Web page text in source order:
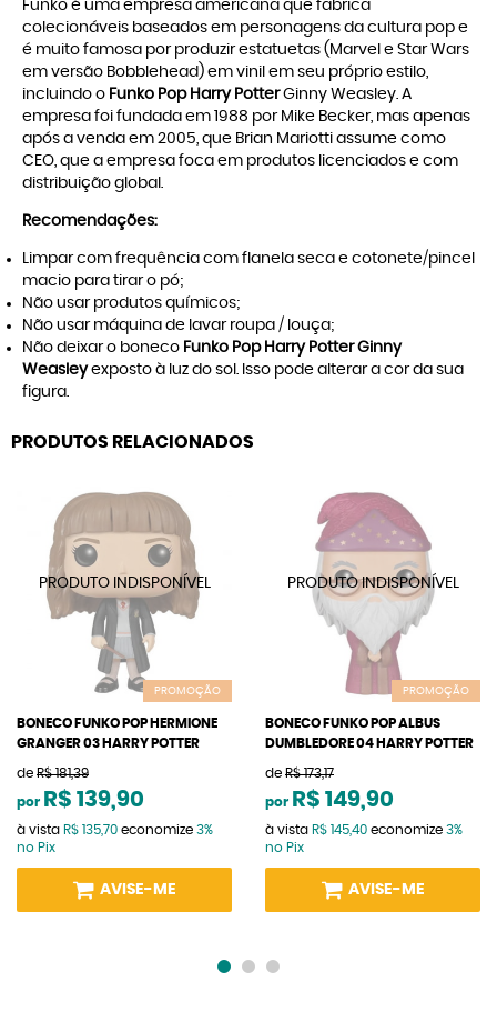
Funko é uma empresa americana que fabrica
colecionáveis baseados em personagens da cultura pop e
é muito famosa por produzir estatuetas (Marvel e Star Wars
em versão Bobblehead) em vinil em seu próprio estilo,
incluindo o Funko Pop Harry PotterGinny Weasley. A
empresa foi fundada em 1988 por Mike Becker, mas apenas
após a venda em 2005, que Brian Mariotti assume como
CEO, que a empresa foca em produtos licenciados e com
distribuição global.
Recomendações:
Limpar com frequência com flanela seca e cotonete/pincel
macio para tirar o pó;
Não usar produtos químicos;
Não usar máquina de lavar roupa / louça;
Não deixar o boneco Funko Pop Harry Potter Ginny
Weasley exposto à luz do sol. Isso pode alterar a cor da sua
figura.
PRODUTOS RELACIONADOS
PROMOÇÃO
BONECO FUNKO POP HERMIONE
GRANGER 03 HARRY POTTER
de R$ 181,39
por R$ 139,90
à vista R$ 135,70 economize 3%
no Pix
AVISE-ME
PROMOÇÃO
BONECO FUNKO POP ALBUS
DUMBLEDORE 04 HARRY POTTER
de R$ 173,17
por R$ 149,90
à vista R$ 145,40 economize 3%
no Pix
AVISE-ME